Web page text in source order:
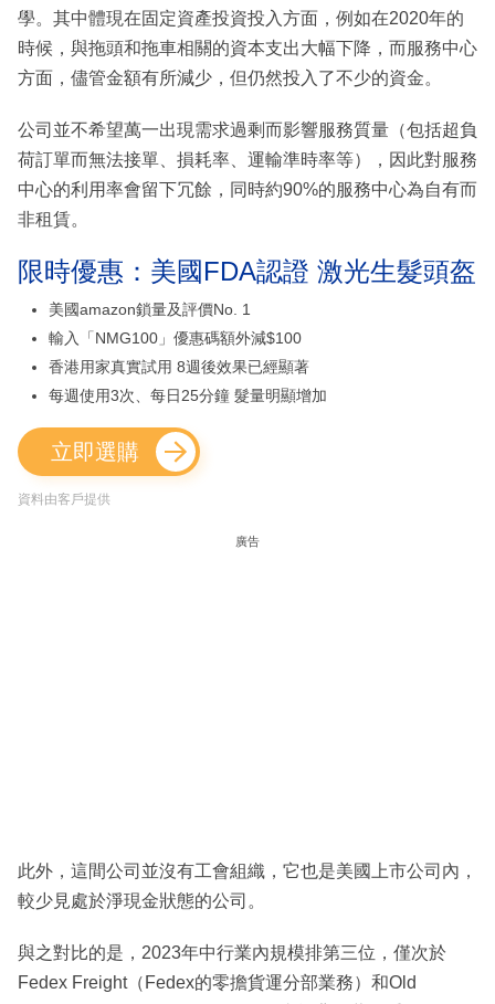
學。其中體現在固定資產投資投入方面，例如在2020年的
時候，與拖頭和拖車相關的資本支出大幅下降，而服務中心
方面，儘管金額有所減少，但仍然投入了不少的資金。
公司並不希望萬一出現需求過剩而影響服務質量（包括超負
荷訂單而無法接單、損耗率、運輸準時率等），因此對服務
中心的利用率會留下冗餘，同時約90%的服務中心為自有而
非租賃。
限時優惠：美國FDA認證 激光生髮頭盔
美國amazon鎖量及評價No. 1
輸入「NMG100」優惠碼額外減$100
香港用家真實試用 8週後效果已經顯著
每週使用3次、每日25分鐘 髮量明顯增加
立即選購
資料由客戶提供
廣告
此外，這間公司並沒有工會組織，它也是美國上市公司內，
較少見處於淨現金狀態的公司。
與之對比的是，2023年中行業內規模排第三位，僅次於
Fedex Freight（Fedex的零擔貨運分部業務）和Old